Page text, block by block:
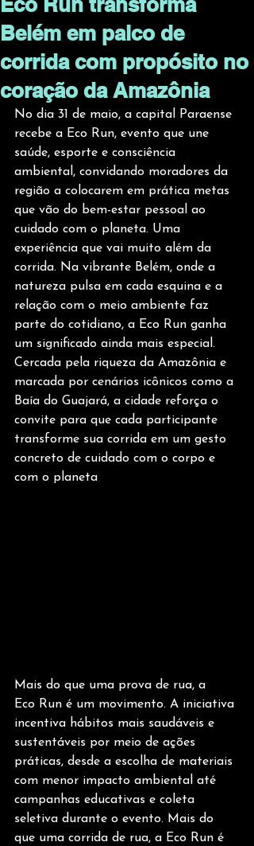
Belém em palco de
corrida com propósito no
coração da Amazônia
No dia 31 de maio, a capital Paraense
recebe a Eco Run, evento que une
saúde, esporte e consciência
ambiental, convidando moradores da
região a colocarem em prática metas
que vão do bem-estar pessoal ao
cuidado com o planeta. Uma
experiência que vai muito além da
corrida. Na vibrante Belém, onde a
natureza pulsa em cada esquina e a
relação com o meio ambiente faz
parte do cotidiano, a Eco Run ganha
um significado ainda mais especial.
Cercada pela riqueza da Amazônia e
marcada por cenários icônicos como a
Baía do Guajará, a cidade reforça o
convite para que cada participante
transforme sua corrida em um gesto
concreto de cuidado com o corpo e
com o planeta
Mais do que uma prova de rua, a
Eco Run é um movimento. A iniciativa
incentiva hábitos mais saudáveis e
sustentáveis por meio de ações
práticas, desde a escolha de materiais
com menor impacto ambiental até
campanhas educativas e coleta
seletiva durante o evento. Mais do
que uma corrida de rua, a Eco Run é